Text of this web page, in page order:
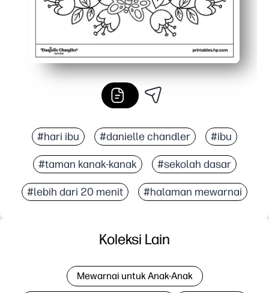
#hari ibu #danielle chandler #ibu
#taman kanak-kanak #sekolah dasar
#lebih dari 20 menit #halaman mewarnai
Koleksi Lain
Mewarnai untuk Anak-Anak